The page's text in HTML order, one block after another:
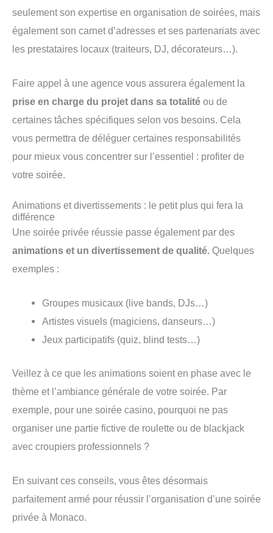
seulement son expertise en organisation de soirées, mais
également son carnet d’adresses et ses partenariats avec
les prestataires locaux (traiteurs, DJ, décorateurs…).
Faire appel à une agence vous assurera également la
prise en charge du projet dans sa totalité ou de
certaines tâches spécifiques selon vos besoins. Cela
vous permettra de déléguer certaines responsabilités
pour mieux vous concentrer sur l’essentiel : profiter de
votre soirée.
Animations et divertissements : le petit plus qui fera la
différence
Une soirée privée réussie passe également par des
animations et un divertissement de qualité. Quelques
exemples :
Groupes musicaux (live bands, DJs…)
Artistes visuels (magiciens, danseurs…)
Jeux participatifs (quiz, blind tests…)
Veillez à ce que les animations soient en phase avec le
thème et l’ambiance générale de votre soirée. Par
exemple, pour une soirée casino, pourquoi ne pas
organiser une partie fictive de roulette ou de blackjack
avec croupiers professionnels ?
En suivant ces conseils, vous êtes désormais
parfaitement armé pour réussir l’organisation d’une soirée
privée à Monaco.